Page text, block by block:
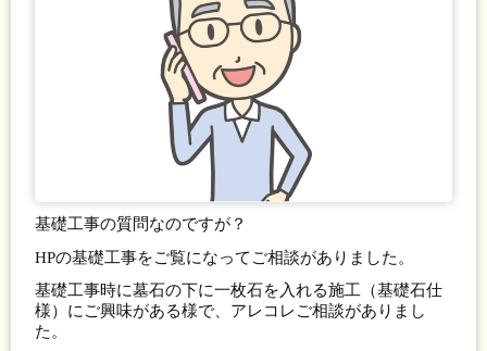
基礎工事の質問なのですが？
HPの基礎工事をご覧になってご相談がありました。
基礎工事時に墓石の下に一枚石を入れる施工（基礎石仕
様）にご興味がある様で、アレコレご相談がありまし
た。